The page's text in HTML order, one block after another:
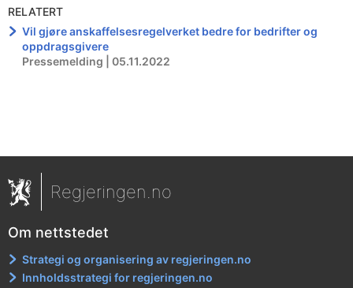
RELATERT
Vil gjøre anskaffelsesregelverket bedre for bedrifter og
oppdragsgivere
Pressemelding | 05.11.2022
Regjeringen.no
Om nettstedet
Strategi og organisering av regjeringen.no
Innholdsstrategi for regjeringen.no